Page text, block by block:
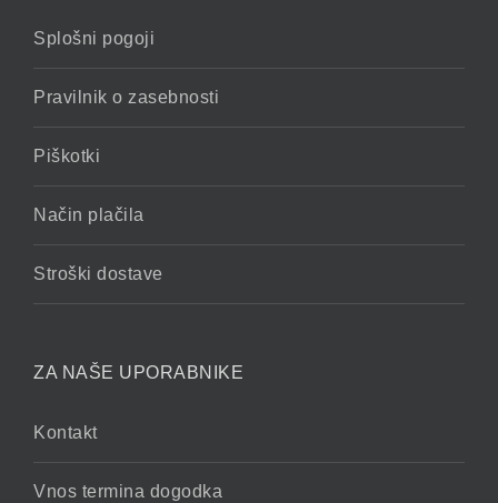
Splošni pogoji
Pravilnik o zasebnosti
Piškotki
Način plačila
Stroški dostave
ZA NAŠE UPORABNIKE
Kontakt
Vnos termina dogodka